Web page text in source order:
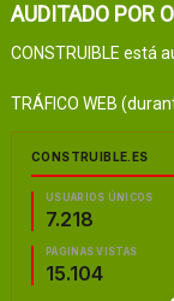
AUDITADO POR
CONSTRUIBLE está
TRÁFICO WEB